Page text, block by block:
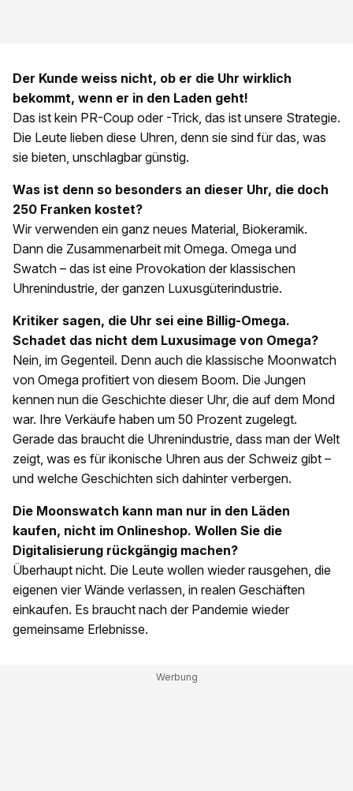
Der Kunde weiss nicht, ob er die Uhr wirklich
bekommt, wenn er in den Laden geht!
Das ist kein PR-Coup oder -Trick, das ist unsere Strategie.
Die Leute lieben diese Uhren, denn sie sind für das, was
sie bieten, unschlagbar günstig.
Was ist denn so besonders an dieser Uhr, die doch
250 Franken kostet?
Wir verwenden ein ganz neues Material, Biokeramik.
Dann die Zusammenarbeit mit Omega. Omega und
Swatch – das ist eine Provokation der klassischen
Uhrenindustrie, der ganzen Luxusgüterindustrie.
Kritiker sagen, die Uhr sei eine Billig-Omega.
Schadet das nicht dem Luxusimage von Omega?
Nein, im Gegenteil. Denn auch die klassische Moonwatch
von Omega profitiert von diesem Boom. Die Jungen
kennen nun die Geschichte dieser Uhr, die auf dem Mond
war. Ihre Verkäufe haben um 50 Prozent zugelegt.
Gerade das braucht die Uhrenindustrie, dass man der Welt
zeigt, was es für ikonische Uhren aus der Schweiz gibt –
und welche Geschichten sich dahinter verbergen.
Die Moonswatch kann man nur in den Läden
kaufen, nicht im Onlineshop. Wollen Sie die
Digitalisierung rückgängig machen?
Überhaupt nicht. Die Leute wollen wieder rausgehen, die
eigenen vier Wände verlassen, in realen Geschäften
einkaufen. Es braucht nach der Pandemie wieder
gemeinsame Erlebnisse.